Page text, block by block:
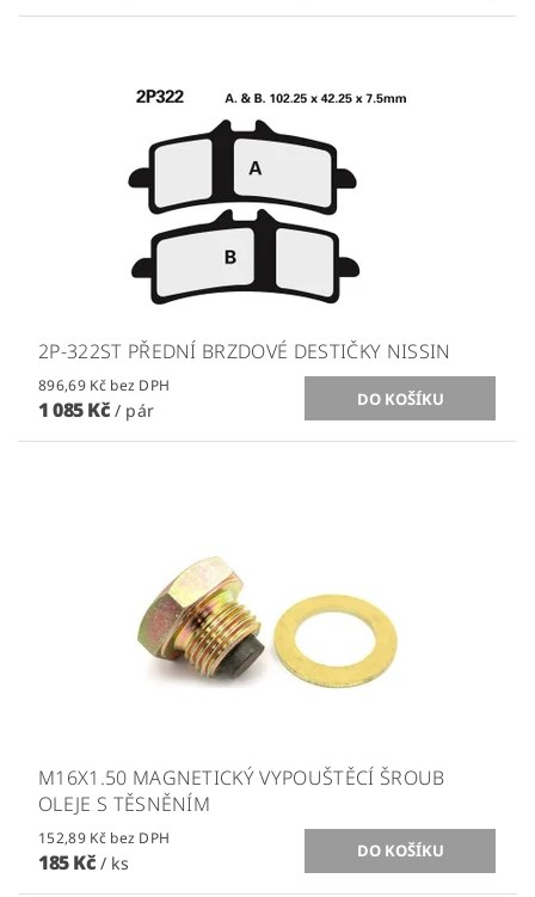
2P-322ST PŘEDNÍ BRZDOVÉ DESTIČKY NISSIN
896,69 Kč bez DPH
1 085 Kč / pár
M16X1.50 MAGNETICKÝ VYPOUŠTĚCÍ ŠROUB
OLEJE S TĚSNĚNÍM
152,89 Kč bez DPH
185 Kč / ks